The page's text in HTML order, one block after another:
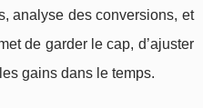
analyse des conversions, et
de garder le cap, d’ajuster
gains dans le temps.